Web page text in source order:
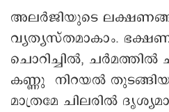
അലർജിയുടെ
വ്യത്യസ്തമാകാം.
ചൊറിച്ചിൽ,
കണ്ണു നിറയൽ
മാത്രമേ ചിലരിൽ